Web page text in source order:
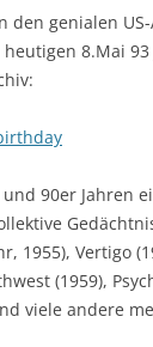
den genialen US-
8.Mai
90er Jahren
1955), Vertigo
(1959),
viele andere